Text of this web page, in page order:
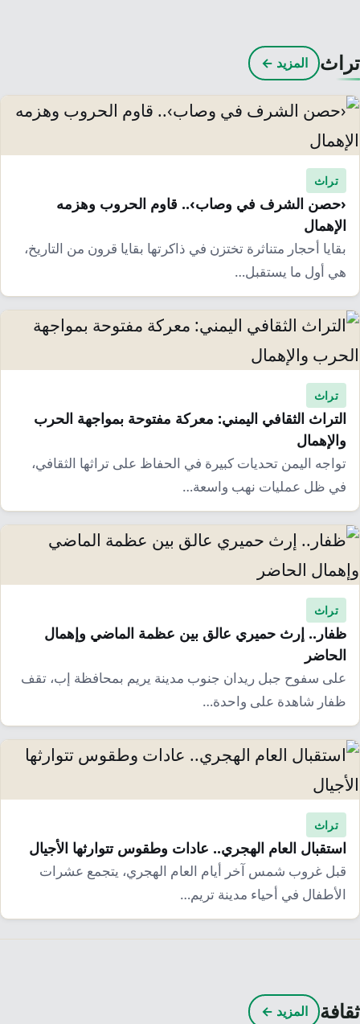
تراث المزيد ←
تراث
‹حصن الشرف في وصاب›.. قاوم الحروب وهزمه
الإهمال
بقايا أحجار متناثرة تختزن في ذاكرتها بقايا قرون من التاريخ،
هي أول ما يستقبل…
تراث
التراث الثقافي اليمني: معركة مفتوحة بمواجهة الحرب
والإهمال
تواجه اليمن تحديات كبيرة في الحفاظ على تراثها الثقافي،
في ظل عمليات نهب واسعة…
تراث
ظفار.. إرث حميري عالق بين عظمة الماضي وإهمال
الحاضر
على سفوح جبل ريدان جنوب مدينة يريم بمحافظة إب، تقف
ظفار شاهدة على واحدة…
تراث
استقبال العام الهجري.. عادات وطقوس تتوارثها الأجيال
قبل غروب شمس آخر أيام العام الهجري، يتجمع عشرات
الأطفال في أحياء مدينة تريم…
ثقافة المزيد ←